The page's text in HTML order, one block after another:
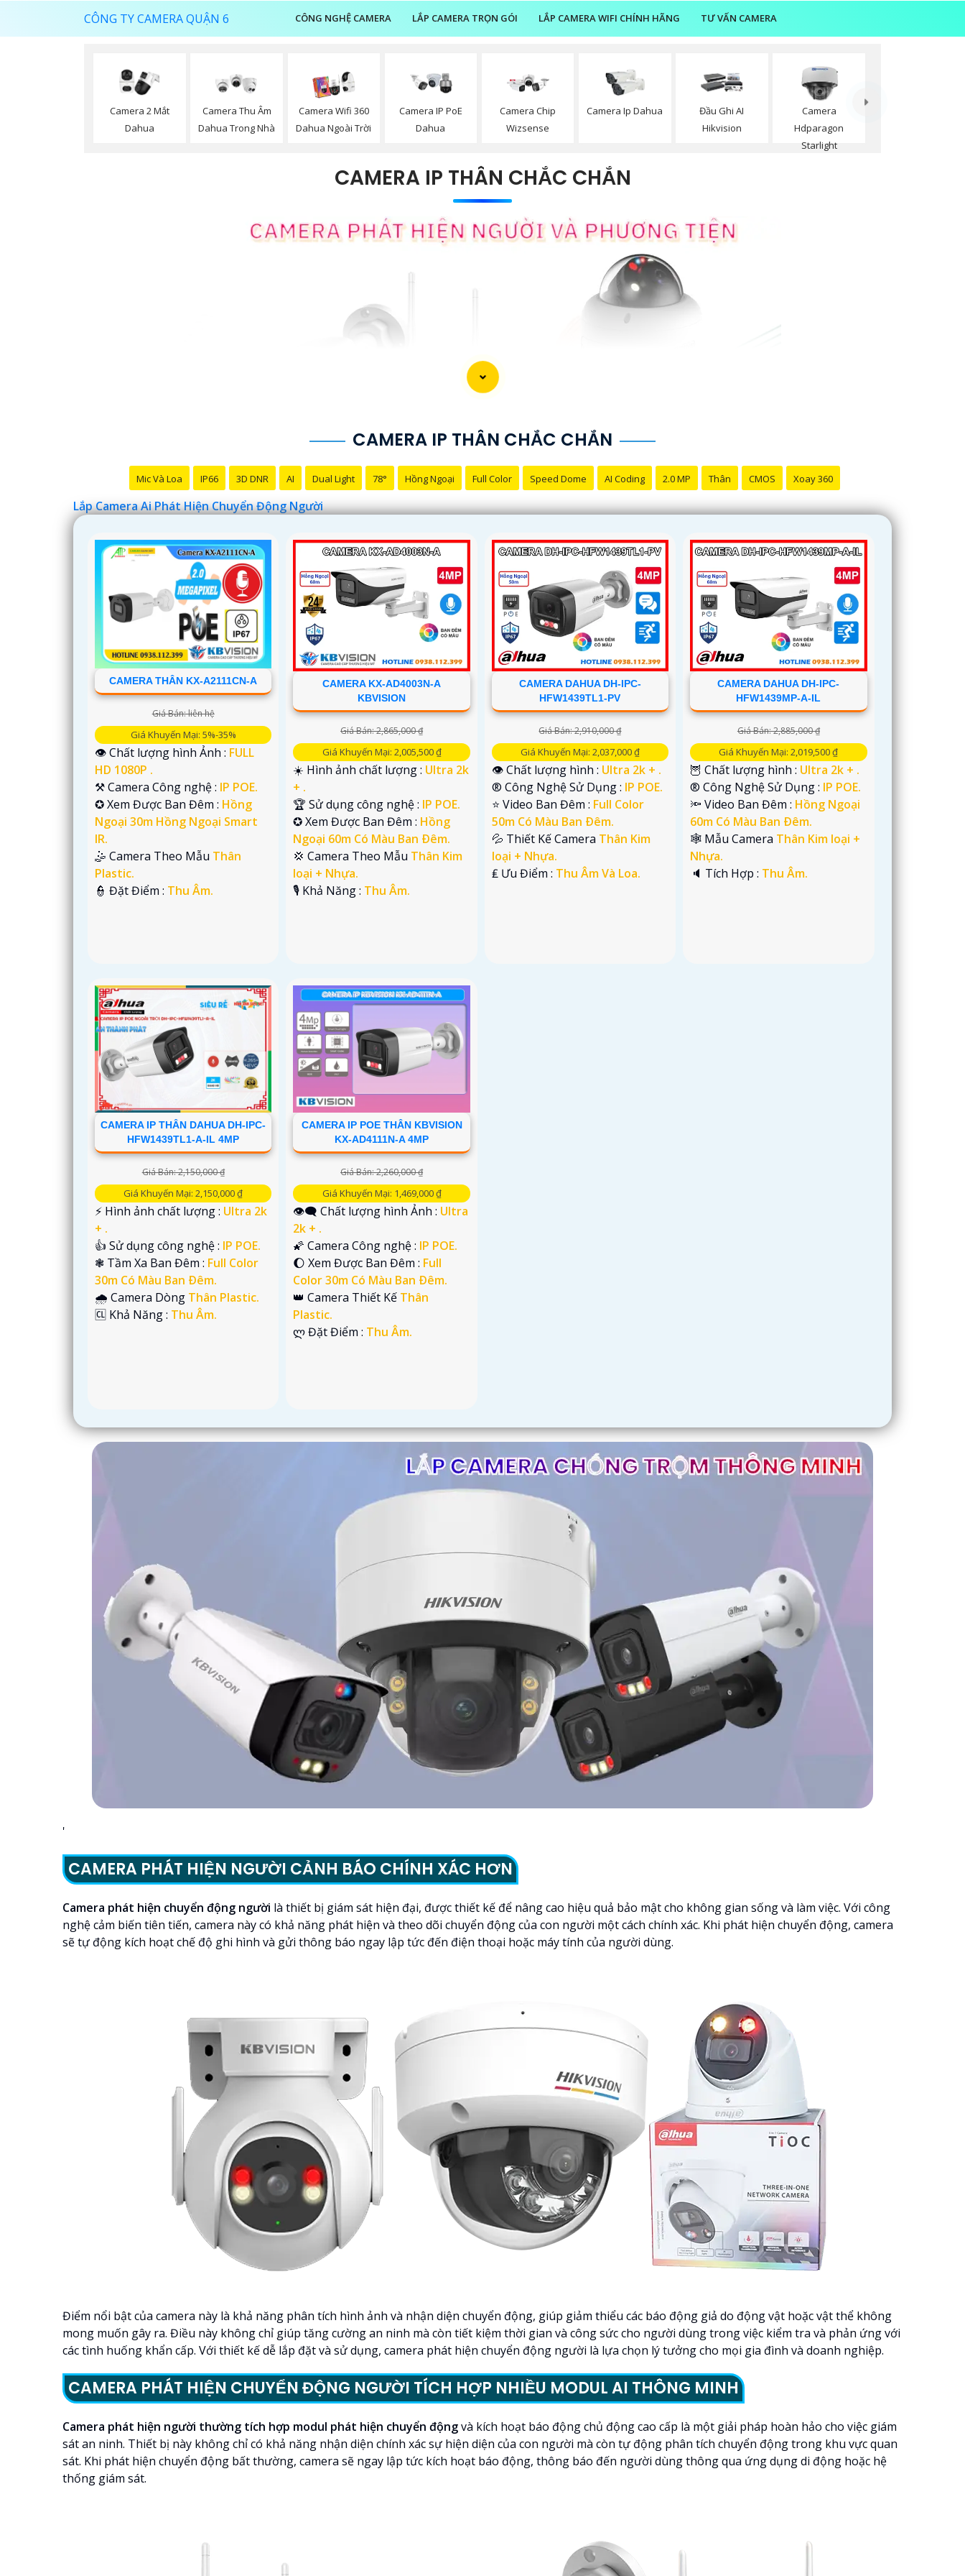
CÔNG TY CAMERA QUẬN 6 CÔNG NGHỆ CAMERA LẮP CAMERA TRỌN GÓI LẮP CAMERA WIFI CHÍNH HÃNG TƯ VẤN CAMERA
Camera 2 Mắt
Dahua
Camera Thu Âm
Dahua Trong Nhà
Camera Wifi 360
Dahua Ngoài Trời
Camera IP PoE
Dahua
Camera Chip
Wizsense
Camera Ip Dahua
Đầu Ghi AI
Hikvision
Camera
Hdparagon
Starlight
CAMERA IP THÂN CHẮC CHẮN
CAMERA IP THÂN CHẮC CHẮN
Mic Và Loa IP66 3D DNR AI Dual Light 78° Hồng Ngoại Full Color Speed Dome AI Coding 2.0 MP Thân CMOS Xoay 360
Lắp Camera Ai Phát Hiện Chuyển Động Người
CAMERA THÂN KX-A2111CN-A
Giá Bán: liên hệ
Giá Khuyến Mại: 5%-35%
👁 Chất lượng hình Ảnh : FULL
HD 1080P .
⚒ Camera Công nghệ : IP POE.
✪ Xem Được Ban Đêm : Hồng
Ngoại 30m Hồng Ngoại Smart
IR.
🤹 Camera Theo Mẫu Thân
Plastic.
️👮 Đặt Điểm : Thu Âm.
CAMERA KX-AD4003N-A
KBVISION
Giá Bán: 2,865,000 ₫
Giá Khuyến Mại: 2,005,500 ₫
☀️ Hình ảnh chất lượng : Ultra 2k
+ .
🏆 Sử dụng công nghệ : IP POE.
✪ Xem Được Ban Đêm : Hồng
Ngoại 60m Có Màu Ban Ðêm.
💢 Camera Theo Mẫu Thân Kim
loại + Nhựa.
️🎙 Khả Năng : Thu Âm.
CAMERA DAHUA DH-IPC-
HFW1439TL1-PV
Giá Bán: 2,910,000 ₫
Giá Khuyến Mại: 2,037,000 ₫
👁 Chất lượng hình : Ultra 2k + .
®️ Công Nghệ Sử Dụng : IP POE.
⭐ Video Ban Đêm : Full Color
50m Có Màu Ban Ðêm.
💦 Thiết Kế Camera Thân Kim
loại + Nhựa.
️₤ Ưu Điểm : Thu Âm Và Loa.
CAMERA DAHUA DH-IPC-
HFW1439MP-A-IL
Giá Bán: 2,885,000 ₫
Giá Khuyến Mại: 2,019,500 ₫
🦉 Chất lượng hình : Ultra 2k + .
®️ Công Nghệ Sử Dụng : IP POE.
🔦 Video Ban Đêm : Hồng Ngoại
60m Có Màu Ban Ðêm.
🕸️ Mẫu Camera Thân Kim loại +
Nhựa.
️🔈 Tích Hợp : Thu Âm.
CAMERA IP THÂN DAHUA DH-IPC-
HFW1439TL1-A-IL 4MP
Giá Bán: 2,150,000 ₫
Giá Khuyến Mại: 2,150,000 ₫
️⚡ Hình ảnh chất lượng : Ultra 2k
+ .
👍 Sử dụng công nghệ : IP POE.
❃ Tầm Xa Ban Đêm : Full Color
30m Có Màu Ban Ðêm.
🌧️ Camera Dòng Thân Plastic.
️🆑 Khả Năng : Thu Âm.
CAMERA IP POE THÂN KBVISION
KX-AD4111N-A 4MP
Giá Bán: 2,260,000 ₫
Giá Khuyến Mại: 1,469,000 ₫
👁️‍🗨 Chất lượng hình Ảnh : Ultra
2k + .
🌠 Camera Công nghệ : IP POE.
🌔 Xem Được Ban Đêm : Full
Color 30m Có Màu Ban Ðêm.
👑 Camera Thiết Kế Thân
Plastic.
️ლ Đặt Điểm : Thu Âm.
'
CAMERA PHÁT HIỆN NGƯỜI CẢNH BÁO CHÍNH XÁC HƠN
Camera phát hiện chuyển động người là thiết bị giám sát hiện đại, được thiết kế để nâng cao hiệu quả bảo mật cho không gian sống và làm việc. Với công
nghệ cảm biến tiên tiến, camera này có khả năng phát hiện và theo dõi chuyển động của con người một cách chính xác. Khi phát hiện chuyển động, camera
sẽ tự động kích hoạt chế độ ghi hình và gửi thông báo ngay lập tức đến điện thoại hoặc máy tính của người dùng.
Điểm nổi bật của camera này là khả năng phân tích hình ảnh và nhận diện chuyển động, giúp giảm thiểu các báo động giả do động vật hoặc vật thể không
mong muốn gây ra. Điều này không chỉ giúp tăng cường an ninh mà còn tiết kiệm thời gian và công sức cho người dùng trong việc kiểm tra và phản ứng với
các tình huống khẩn cấp. Với thiết kế dễ lắp đặt và sử dụng, camera phát hiện chuyển động người là lựa chọn lý tưởng cho mọi gia đình và doanh nghiệp.
CAMERA PHÁT HIỆN CHUYỂN ĐỘNG NGƯỜI TÍCH HỢP NHIỀU MODUL AI THÔNG MINH
Camera phát hiện người thường tích hợp modul phát hiện chuyển độngvà kích hoạt báo động chủ động cao cấp là một giải pháp hoàn hảo cho việc giám
sát an ninh. Thiết bị này không chỉ có khả năng nhận diện chính xác sự hiện diện của con người mà còn tự động phân tích chuyển động trong khu vực quan
sát. Khi phát hiện chuyển động bất thường, camera sẽ ngay lập tức kích hoạt báo động, thông báo đến người dùng thông qua ứng dụng di động hoặc hệ
thống giám sát.